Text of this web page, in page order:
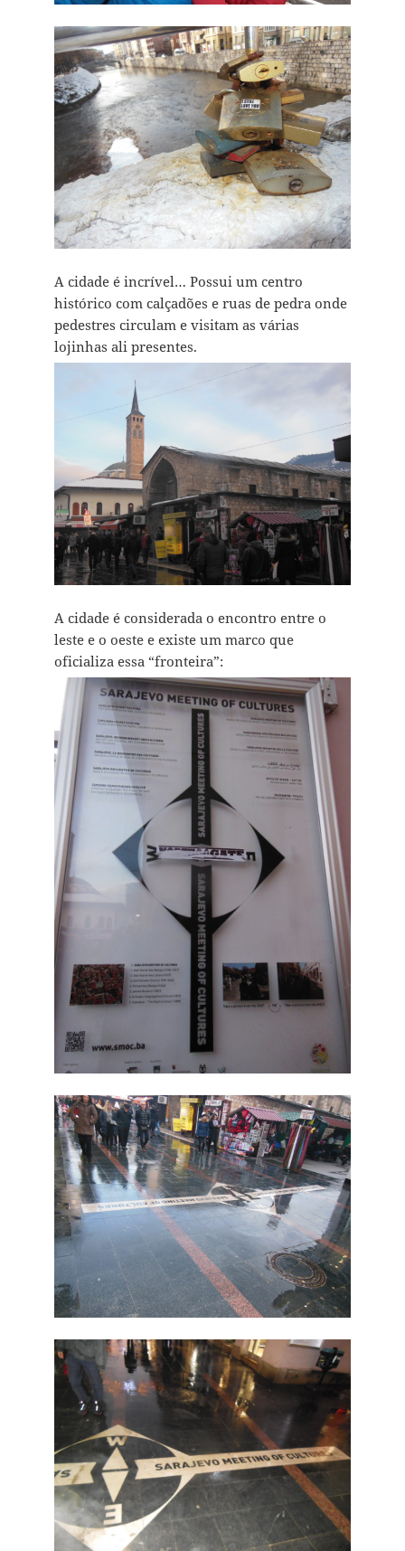
A cidade é incrível… Possui um centro
histórico com calçadões e ruas de pedra onde
pedestres circulam e visitam as várias
lojinhas ali presentes.
A cidade é considerada o encontro entre o
leste e o oeste e existe um marco que
oficializa essa “fronteira”: